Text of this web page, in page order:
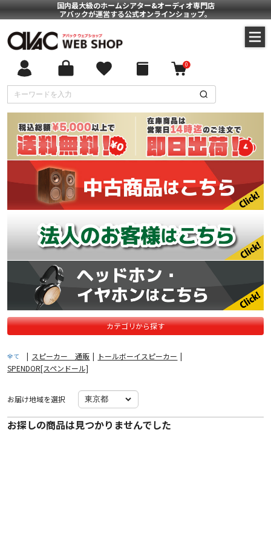
国内最大級のホームシアター&オーディオ専門店
アバックが運営する公式オンラインショップ。
0
カテゴリから探す
全て | スピーカー 通販 | トールボーイスピーカー |
SPENDOR[スペンドール]
お届け地域を選択
お探しの商品は見つかりませんでした